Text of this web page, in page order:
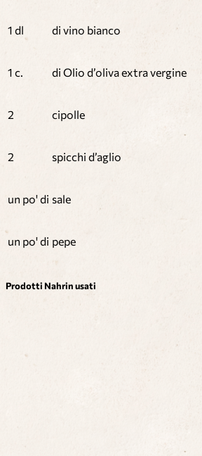
1 dl di vino bianco
1 c. di Olio d’oliva extra vergine
2 cipolle
2 spicchi d’aglio
un po' di sale
un po' di pepe
Prodotti Nahrin usati